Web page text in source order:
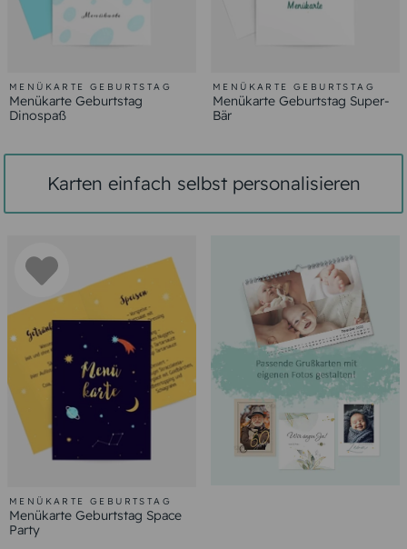
MENÜKARTE GEBURTSTAG
Menükarte Geburtstag
Dinospaß
MENÜKARTE GEBURTSTAG
Menükarte Geburtstag Super-
Bär
Karten einfach selbst personalisieren
MENÜKARTE GEBURTSTAG
Menükarte Geburtstag Space
Party